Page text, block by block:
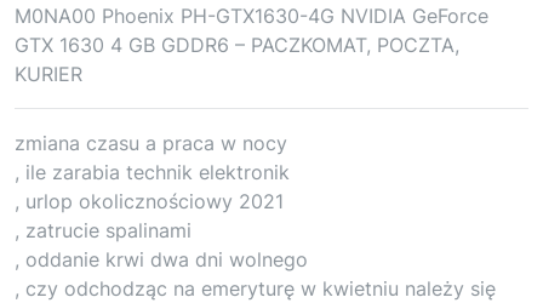
M0NA00 Phoenix PH-GTX1630-4G NVIDIA GeForce
GTX 1630 4 GB GDDR6 – PACZKOMAT, POCZTA,
KURIER
zmiana czasu a praca w nocy
, ile zarabia technik elektronik
, urlop okolicznościowy 2021
, zatrucie spalinami
, oddanie krwi dwa dni wolnego
, czy odchodząc na emeryturę w kwietniu należy się